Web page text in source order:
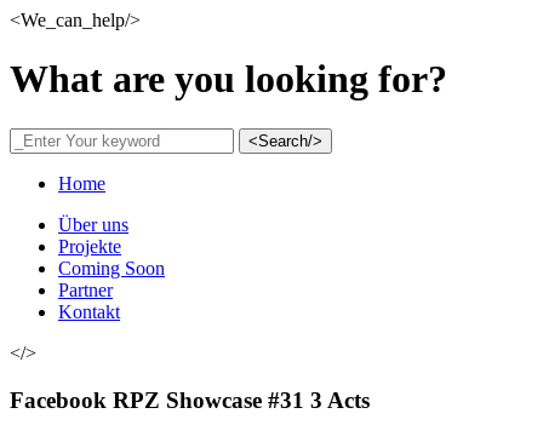
<We_can_help/>
What are you looking for?
<Search/>
Home
Über uns
Projekte
Coming Soon
Partner
Kontakt
</>
Facebook RPZ Showcase #31 3 Acts